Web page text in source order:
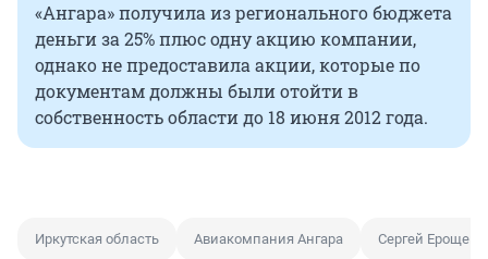
«Ангара» получила из регионального бюджета
деньги за 25% плюс одну акцию компании,
однако не предоставила акции, которые по
документам должны были отойти в
собственность области до 18 июня 2012 года.
Иркутская область Авиакомпания Ангара Сергей